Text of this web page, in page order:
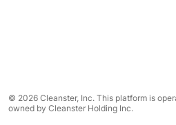
© 2026 Cleanster, Inc. This platform is
owned by Cleanster Holding Inc.